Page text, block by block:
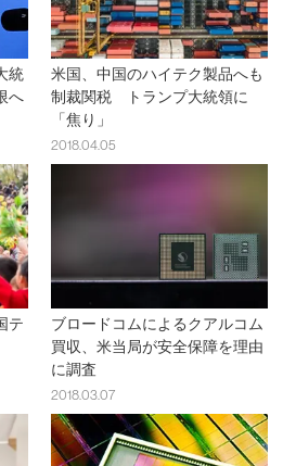
統
へ
米国、中国のハイテク製品へも
制裁関税 トランプ大統領に
「焦り」
2018.04.05
テ
ブロードコムによるクアルコム
買収、米当局が安全保障を理由
に調査
2018.03.07